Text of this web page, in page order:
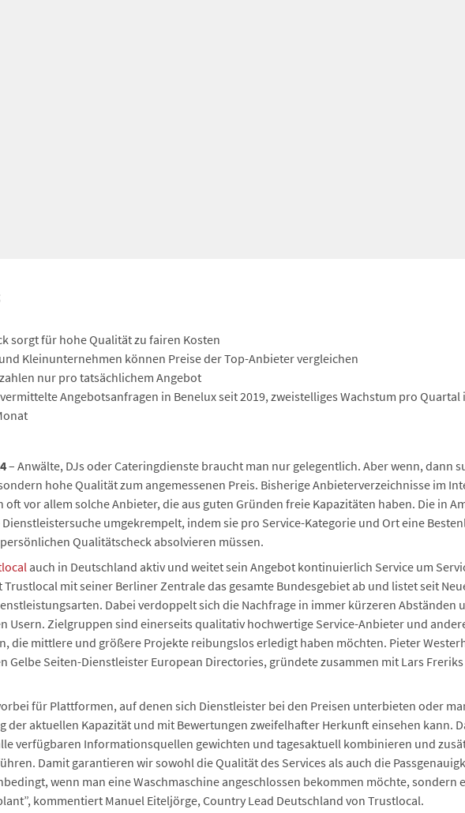
sorgt für hohe Qualität zu fairen Kosten
Kleinunternehmen können Preise der Top-Anbieter vergleichen
nur pro tatsächlichem Angebot
Angebotsanfragen in Benelux seit 2019, zweistelliges Wachstum pro Quartal
– Anwälte, DJs oder Cateringdienste braucht man nur gelegentlich. Aber wenn, dann
hohe Qualität zum angemessenen Preis. Bisherige Anbieterverzeichnisse im
oft vor allem solche Anbieter, die aus guten Gründen freie Kapazitäten haben. Die in
umgekrempelt, indem sie pro Service-Kategorie und Ort eine
Qualitätscheck absolvieren müssen.
auch in Deutschland aktiv und weitet sein Angebot kontinuierlich Service um
mit seiner Berliner Zentrale das gesamte Bundesgebiet ab und listet seit
Dabei verdoppelt sich die Nachfrage in immer kürzeren Abständen
Usern. Zielgruppen sind einerseits qualitativ hochwertige Service-Anbieter und
die mittlere und größere Projekte reibungslos erledigt haben möchten. Pieter
Gelbe Seiten-Dienstleister European Directories, gründete zusammen mit Lars
für Plattformen, auf denen sich Dienstleister bei den Preisen unterbieten oder
der aktuellen Kapazität und mit Bewertungen zweifelhafter Herkunft einsehen kann.
verfügbaren Informationsquellen gewichten und tagesaktuell kombinieren und
Damit garantieren wir sowohl die Qualität des Services als auch die
wenn man eine Waschmaschine angeschlossen bekommen möchte, sondern
kommentiert Manuel Eiteljörge, Country Lead Deutschland von Trustlocal.